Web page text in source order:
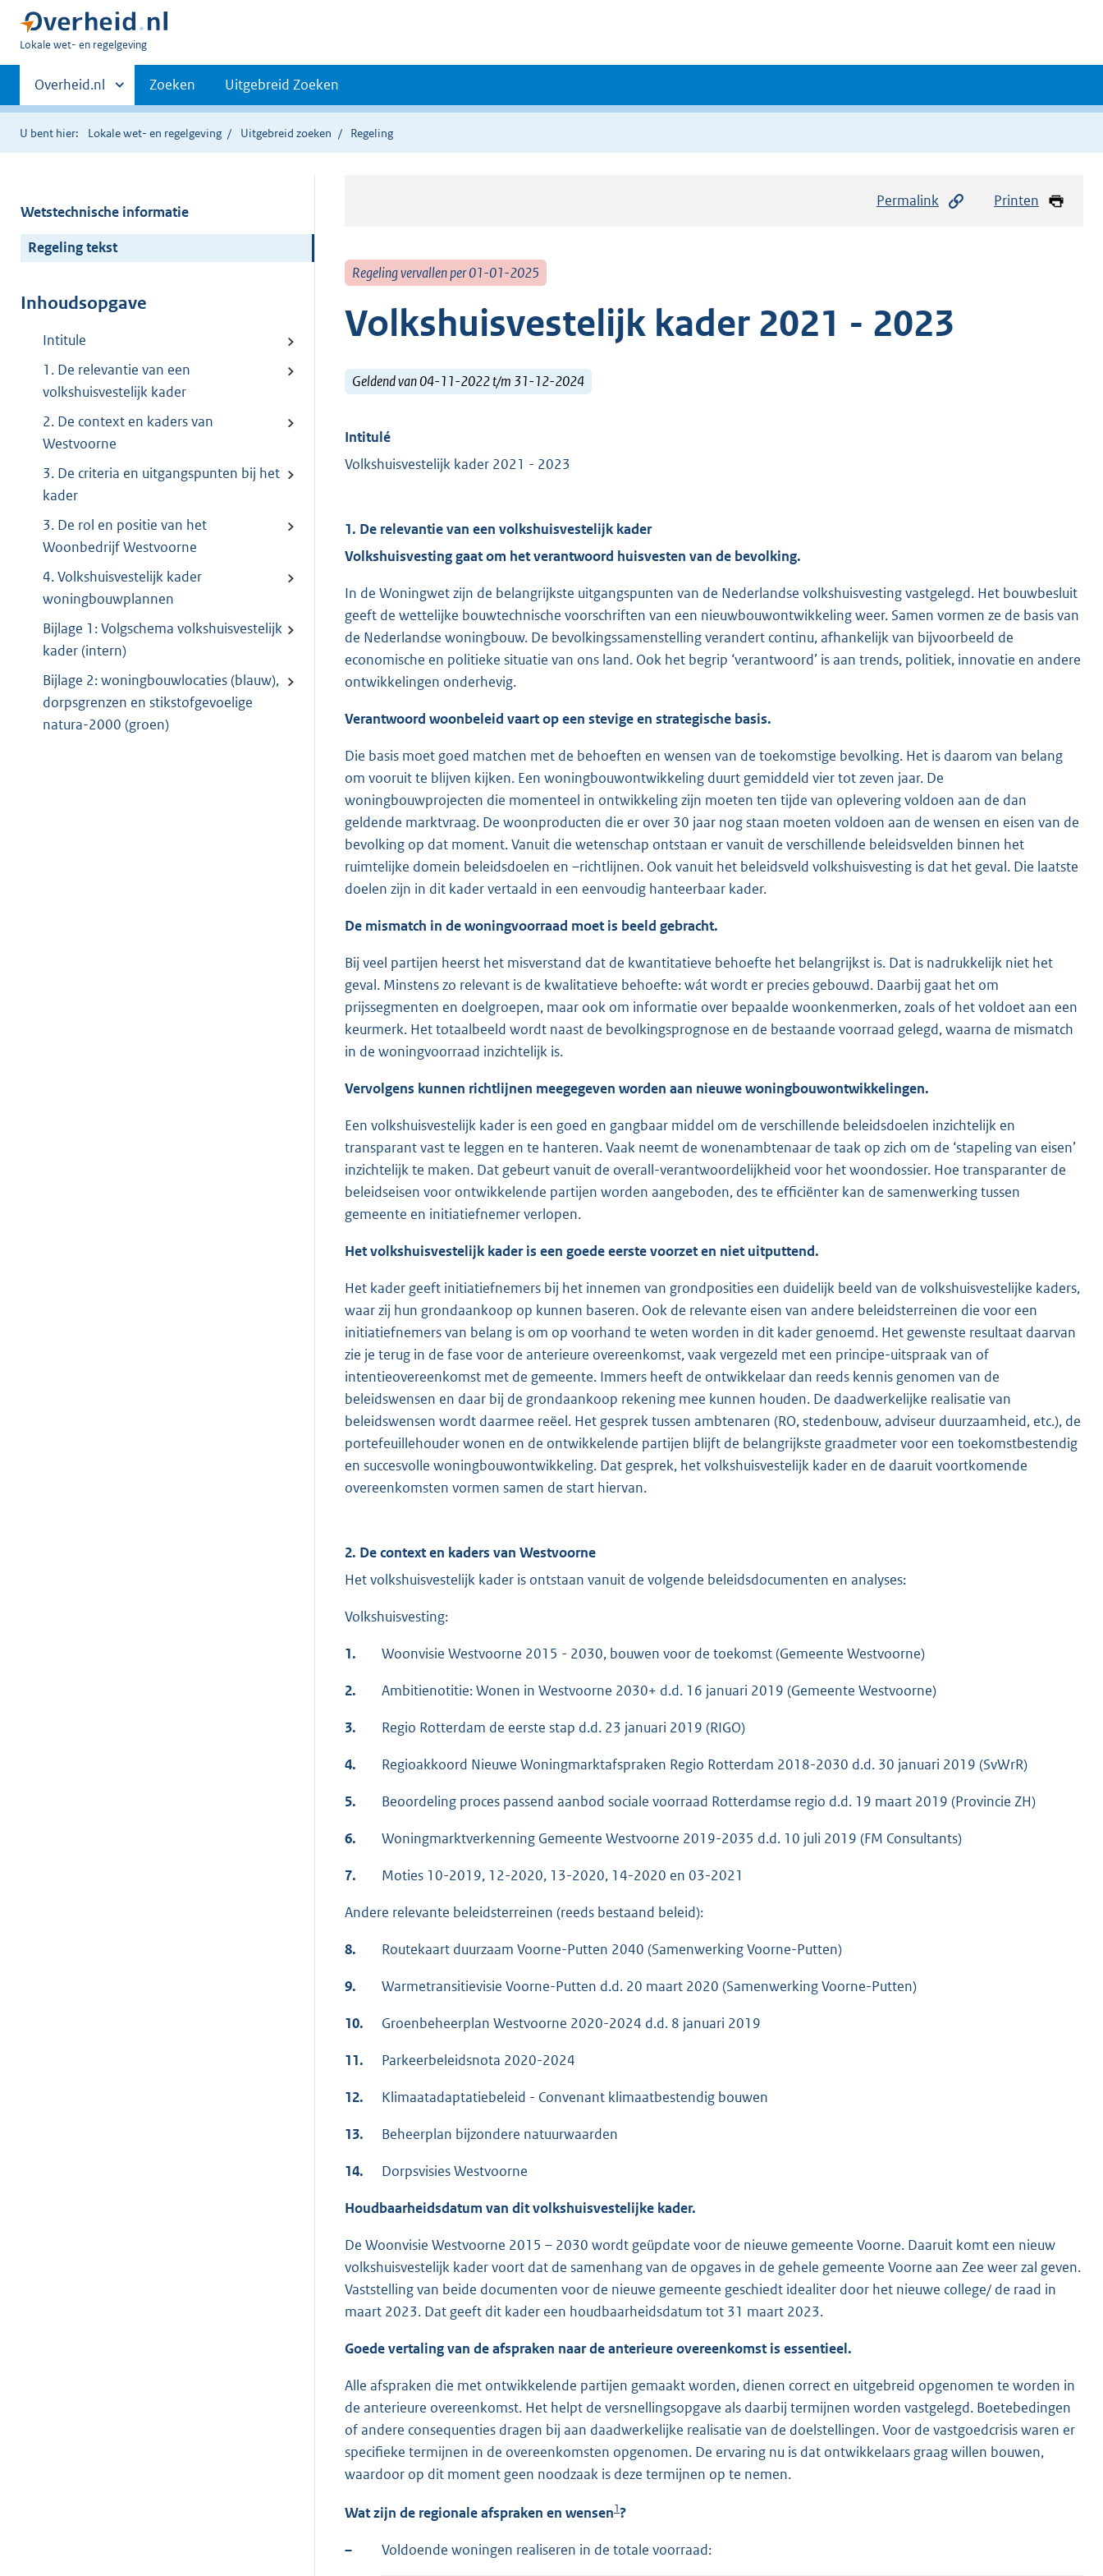
U
hier:
Lokale wet- en regelgeving
Primaire
navigatie
Andere
sites
binnen
Overheid.nl Zoeken Uitgebreid Zoeken
U bent hier: Lokale wet- en regelgeving Uitgebreid zoeken Regeling
Wetstechnische informatie
Regeling tekst
Inhoudsopgave
Intitule
1. De relevantie van een
volkshuisvestelijk kader
2. De context en kaders van
Westvoorne
3. De criteria en uitgangspunten bij het
kader
3. De rol en positie van het
Woonbedrijf Westvoorne
4. Volkshuisvestelijk kader
woningbouwplannen
Bijlage 1: Volgschema volkshuisvestelijk
kader (intern)
Bijlage 2: woningbouwlocaties (blauw),
dorpsgrenzen en stikstofgevoelige
natura-2000 (groen)
Permalink Printen
Regeling vervallen per 01-01-2025
Volkshuisvestelijk kader 2021 - 2023
Geldend van 04-11-2022 t/m 31-12-2024
Intitulé
Volkshuisvestelijk kader 2021 - 2023
1. De relevantie van een volkshuisvestelijk kader
Volkshuisvesting gaat om het verantwoord huisvesten van de bevolking.
In de Woningwet zijn de belangrijkste uitgangspunten van de Nederlandse volkshuisvesting vastgelegd. Het bouwbesluit
geeft de wettelijke bouwtechnische voorschriften van een nieuwbouwontwikkeling weer. Samen vormen ze de basis van
de Nederlandse woningbouw. De bevolkingssamenstelling verandert continu, afhankelijk van bijvoorbeeld de
economische en politieke situatie van ons land. Ook het begrip ‘verantwoord’ is aan trends, politiek, innovatie en andere
ontwikkelingen onderhevig.
Verantwoord woonbeleid vaart op een stevige en strategische basis.
Die basis moet goed matchen met de behoeften en wensen van de toekomstige bevolking. Het is daarom van belang
om vooruit te blijven kijken. Een woningbouwontwikkeling duurt gemiddeld vier tot zeven jaar. De
woningbouwprojecten die momenteel in ontwikkeling zijn moeten ten tijde van oplevering voldoen aan de dan
geldende marktvraag. De woonproducten die er over 30 jaar nog staan moeten voldoen aan de wensen en eisen van de
bevolking op dat moment. Vanuit die wetenschap ontstaan er vanuit de verschillende beleidsvelden binnen het
ruimtelijke domein beleidsdoelen en –richtlijnen. Ook vanuit het beleidsveld volkshuisvesting is dat het geval. Die laatste
doelen zijn in dit kader vertaald in een eenvoudig hanteerbaar kader.
De mismatch in de woningvoorraad moet is beeld gebracht.
Bij veel partijen heerst het misverstand dat de kwantitatieve behoefte het belangrijkst is. Dat is nadrukkelijk niet het
geval. Minstens zo relevant is de kwalitatieve behoefte: wát wordt er precies gebouwd. Daarbij gaat het om
prijssegmenten en doelgroepen, maar ook om informatie over bepaalde woonkenmerken, zoals of het voldoet aan een
keurmerk. Het totaalbeeld wordt naast de bevolkingsprognose en de bestaande voorraad gelegd, waarna de mismatch
in de woningvoorraad inzichtelijk is.
Vervolgens kunnen richtlijnen meegegeven worden aan nieuwe woningbouwontwikkelingen.
Een volkshuisvestelijk kader is een goed en gangbaar middel om de verschillende beleidsdoelen inzichtelijk en
transparant vast te leggen en te hanteren. Vaak neemt de wonenambtenaar de taak op zich om de ‘stapeling van eisen’
inzichtelijk te maken. Dat gebeurt vanuit de overall-verantwoordelijkheid voor het woondossier. Hoe transparanter de
beleidseisen voor ontwikkelende partijen worden aangeboden, des te efficiënter kan de samenwerking tussen
gemeente en initiatiefnemer verlopen.
Het volkshuisvestelijk kader is een goede eerste voorzet en niet uitputtend.
Het kader geeft initiatiefnemers bij het innemen van grondposities een duidelijk beeld van de volkshuisvestelijke kaders,
waar zij hun grondaankoop op kunnen baseren. Ook de relevante eisen van andere beleidsterreinen die voor een
initiatiefnemers van belang is om op voorhand te weten worden in dit kader genoemd. Het gewenste resultaat daarvan
zie je terug in de fase voor de anterieure overeenkomst, vaak vergezeld met een principe-uitspraak van of
intentieovereenkomst met de gemeente. Immers heeft de ontwikkelaar dan reeds kennis genomen van de
beleidswensen en daar bij de grondaankoop rekening mee kunnen houden. De daadwerkelijke realisatie van
beleidswensen wordt daarmee reëel. Het gesprek tussen ambtenaren (RO, stedenbouw, adviseur duurzaamheid, etc.), de
portefeuillehouder wonen en de ontwikkelende partijen blijft de belangrijkste graadmeter voor een toekomstbestendig
en succesvolle woningbouwontwikkeling. Dat gesprek, het volkshuisvestelijk kader en de daaruit voortkomende
overeenkomsten vormen samen de start hiervan.
2. De context en kaders van Westvoorne
Het volkshuisvestelijk kader is ontstaan vanuit de volgende beleidsdocumenten en analyses:
Volkshuisvesting:
1. Woonvisie Westvoorne 2015 - 2030, bouwen voor de toekomst (Gemeente Westvoorne)
2. Ambitienotitie: Wonen in Westvoorne 2030+ d.d. 16 januari 2019 (Gemeente Westvoorne)
3. Regio Rotterdam de eerste stap d.d. 23 januari 2019 (RIGO)
4. Regioakkoord Nieuwe Woningmarktafspraken Regio Rotterdam 2018-2030 d.d. 30 januari 2019 (SvWrR)
5. Beoordeling proces passend aanbod sociale voorraad Rotterdamse regio d.d. 19 maart 2019 (Provincie ZH)
6. Woningmarktverkenning Gemeente Westvoorne 2019-2035 d.d. 10 juli 2019 (FM Consultants)
7. Moties 10-2019, 12-2020, 13-2020, 14-2020 en 03-2021
Andere relevante beleidsterreinen (reeds bestaand beleid):
8. Routekaart duurzaam Voorne-Putten 2040 (Samenwerking Voorne-Putten)
9. Warmetransitievisie Voorne-Putten d.d. 20 maart 2020 (Samenwerking Voorne-Putten)
10. Groenbeheerplan Westvoorne 2020-2024 d.d. 8 januari 2019
11. Parkeerbeleidsnota 2020-2024
12. Klimaatadaptatiebeleid - Convenant klimaatbestendig bouwen
13. Beheerplan bijzondere natuurwaarden
14. Dorpsvisies Westvoorne
Houdbaarheidsdatum van dit volkshuisvestelijke kader.
De Woonvisie Westvoorne 2015 – 2030 wordt geüpdate voor de nieuwe gemeente Voorne. Daaruit komt een nieuw
volkshuisvestelijk kader voort dat de samenhang van de opgaves in de gehele gemeente Voorne aan Zee weer zal geven.
Vaststelling van beide documenten voor de nieuwe gemeente geschiedt idealiter door het nieuwe college/ de raad in
maart 2023. Dat geeft dit kader een houdbaarheidsdatum tot 31 maart 2023.
Goede vertaling van de afspraken naar de anterieure overeenkomst is essentieel.
Alle afspraken die met ontwikkelende partijen gemaakt worden, dienen correct en uitgebreid opgenomen te worden in
de anterieure overeenkomst. Het helpt de versnellingsopgave als daarbij termijnen worden vastgelegd. Boetebedingen
of andere consequenties dragen bij aan daadwerkelijke realisatie van de doelstellingen. Voor de vastgoedcrisis waren er
specifieke termijnen in de overeenkomsten opgenomen. De ervaring nu is dat ontwikkelaars graag willen bouwen,
waardoor op dit moment geen noodzaak is deze termijnen op te nemen.
Wat zijn de regionale afspraken en wensen1?
– Voldoende woningen realiseren in de totale voorraad: